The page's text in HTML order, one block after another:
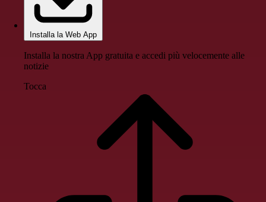
Installa la Web App
Installa la nostra App gratuita e accedi più velocemente alle
notizie
Tocca